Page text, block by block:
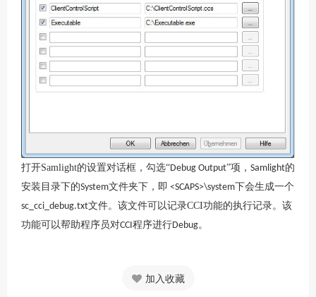
打开Samlight的设置对话框，勾选“Debug Output”项， Samlight的
安装目录下的System文件夹下，即 <SCAPS>\system下会生成一个
sc_cci_debug.txt文件。该文件可以记录CCI功能的执行记录。该
功能可以帮助程序员对CCI程序进行Debug。
加入收藏